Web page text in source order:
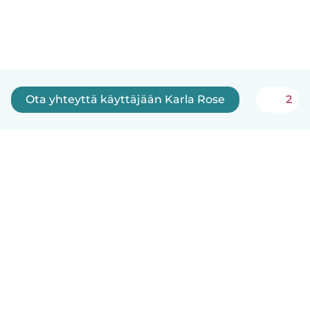
Ota yhteyttä käyttäjään Karla Rose 2